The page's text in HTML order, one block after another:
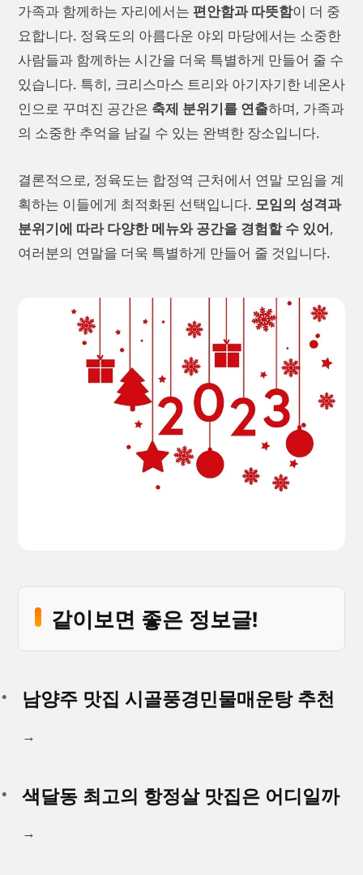
가족과 함께하는 자리에서는 편안함과 따뜻함이 더 중
요합니다. 정육도의 아름다운 야외 마당에서는 소중한
사람들과 함께하는 시간을 더욱 특별하게 만들어 줄 수
있습니다. 특히, 크리스마스 트리와 아기자기한 네온사
인으로 꾸며진 공간은 축제 분위기를 연출하며, 가족과
의 소중한 추억을 남길 수 있는 완벽한 장소입니다.
결론적으로, 정육도는 합정역 근처에서 연말 모임을 계
획하는 이들에게 최적화된 선택입니다. 모임의 성격과
분위기에 따라 다양한 메뉴와 공간을 경험할 수 있어,
여러분의 연말을 더욱 특별하게 만들어 줄 것입니다.
같이보면 좋은 정보글!
남양주 맛집 시골풍경민물매운탕 추천
→
색달동 최고의 항정살 맛집은 어디일까
→